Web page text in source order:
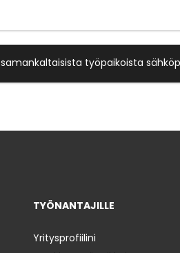
työpaikoista
TYÖNANTAJILLE
Yritysprofiilini